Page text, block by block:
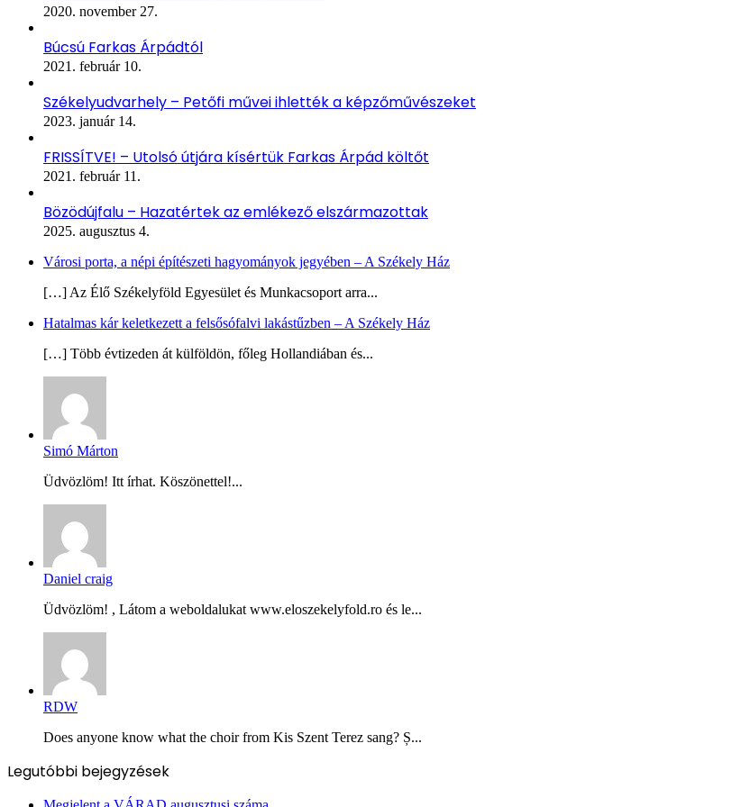
2020. november 27.
Búcsú Farkas Árpádtól
2021. február 10.
Székelyudvarhely – Petőfi művei ihlették a képzőművészeket
2023. január 14.
FRISSÍTVE! – Utolsó útjára kísértük Farkas Árpád költőt
2021. február 11.
Bözödújfalu – Hazatértek az emlékező elszármazottak
2025. augusztus 4.
Városi porta, a népi építészeti hagyományok jegyében – A Székely Ház
[…] Az Élő Székelyföld Egyesület és Munkacsoport arra...
Hatalmas kár keletkezett a felsősófalvi lakástűzben – A Székely Ház
[…] Több évtizeden át külföldön, főleg Hollandiában és...
Simó Márton
Üdvözlöm! Itt írhat. Köszönettel!...
Daniel craig
Üdvözlöm! , Látom a weboldalukat www.eloszekelyfold.ro és le...
RDW
Does anyone know what the choir from Kis Szent Terez sang? Ș...
Legutóbbi bejegyzések